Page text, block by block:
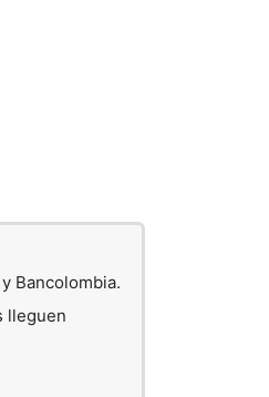
Bancolombia.
lleguen